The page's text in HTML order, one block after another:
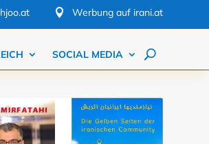
 Werbung auf irani.at
SOCIAL MEDIA